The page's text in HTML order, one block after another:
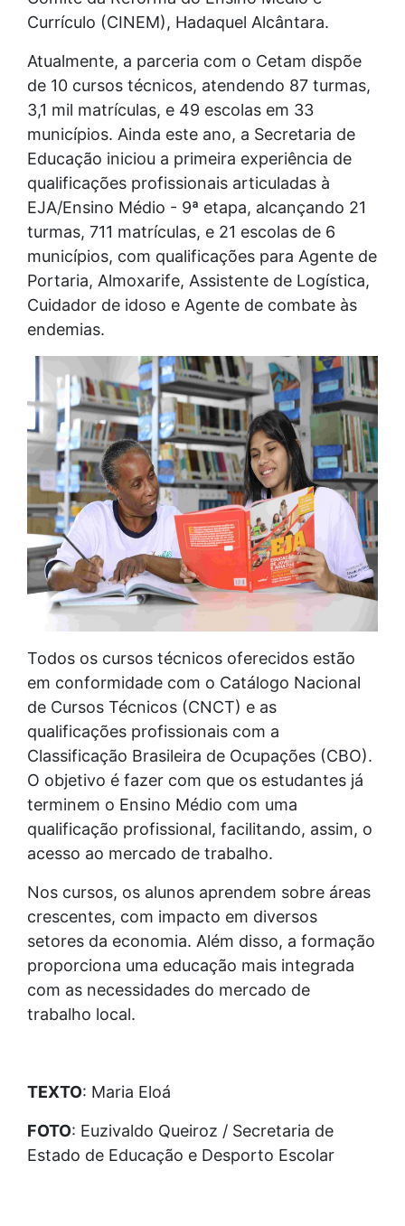
Currículo (CINEM), Hadaquel Alcântara.
Atualmente, a parceria com o Cetam dispõe
de 10 cursos técnicos, atendendo 87 turmas,
3,1 mil matrículas, e 49 escolas em 33
municípios. Ainda este ano, a Secretaria de
Educação iniciou a primeira experiência de
qualificações profissionais articuladas à
EJA/Ensino Médio - 9ª etapa, alcançando 21
turmas, 711 matrículas, e 21 escolas de 6
municípios, com qualificações para Agente de
Portaria, Almoxarife, Assistente de Logística,
Cuidador de idoso e Agente de combate às
endemias.
Todos os cursos técnicos oferecidos estão
em conformidade com o Catálogo Nacional
de Cursos Técnicos (CNCT) e as
qualificações profissionais com a
Classificação Brasileira de Ocupações (CBO).
O objetivo é fazer com que os estudantes já
terminem o Ensino Médio com uma
qualificação profissional, facilitando, assim, o
acesso ao mercado de trabalho.
Nos cursos, os alunos aprendem sobre áreas
crescentes, com impacto em diversos
setores da economia. Além disso, a formação
proporciona uma educação mais integrada
com as necessidades do mercado de
trabalho local.
TEXTO: Maria Eloá
FOTO: Euzivaldo Queiroz / Secretaria de
Estado de Educação e Desporto Escolar